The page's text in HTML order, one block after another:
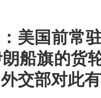
美国前常
船旗的货
交部对此